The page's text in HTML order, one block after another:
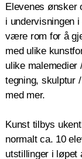
Elevenes ønsker
i undervisningen
være rom for å
med ulike
ulike malemedier
tegning, skulptur
med mer.
Kunst tilbys
normalt ca. 10
utstillinger i løpet